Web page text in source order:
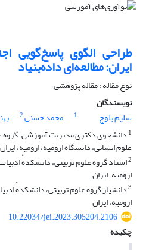
طراحی الگوی پاسخ‌گویی
ایران: مطالعه‌ای داده‌بنیاد
نوع مقاله : مقاله پژوهشی
نویسندگان
سلیم بلوچ
1 محمد حسنی2
1 دانشجوی دکتری مدیریت آموزشی، گروه
علوم انسانی، دانشگاه ارومیه، ارومیه، ایران
2استاد گروه علوم تربیتی، دانشکدهٔ
ارومیه، ایران
3دانشیار گروه علوم تربیتی، دانشکدهٔ
ارومیه، ایران
10.22034/jei.2023.305204.2106
چکیده